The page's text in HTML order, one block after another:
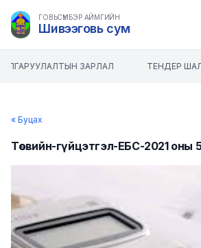
ГОВЬСҮМБЭР АЙМГИЙН
Шивээговь сум
ЗАРЛАЛ ТЕНДЕР
« Буцах
Төсвийн-гүйцэтгэл-ЕБС-2021 оны